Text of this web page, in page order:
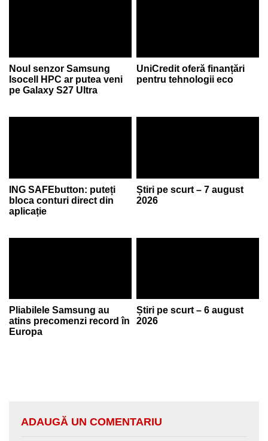
Noul senzor Samsung
Isocell HPC ar putea veni
pe Galaxy S27 Ultra
UniCredit oferă finanțări
pentru tehnologii eco
ING SAFEbutton: puteți
bloca conturi direct din
aplicație
Știri pe scurt – 7 august
2026
Pliabilele Samsung au
atins precomenzi record în
Europa
Știri pe scurt – 6 august
2026
ADAUGĂ UN COMENTARIU